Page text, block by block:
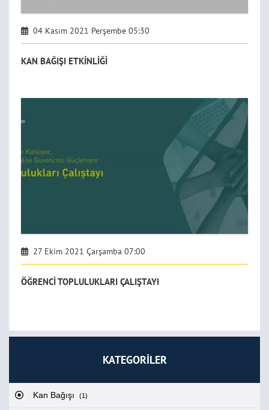
KATEGORİLER
Kan Bağışı (1)
04 Kasım 2021 Perşembe 05:30
KAN BAĞIŞI ETKİNLİĞİ
27 Ekim 2021 Çarşamba 07:00
ÖĞRENCİ TOPLULUKLARI ÇALIŞTAYI